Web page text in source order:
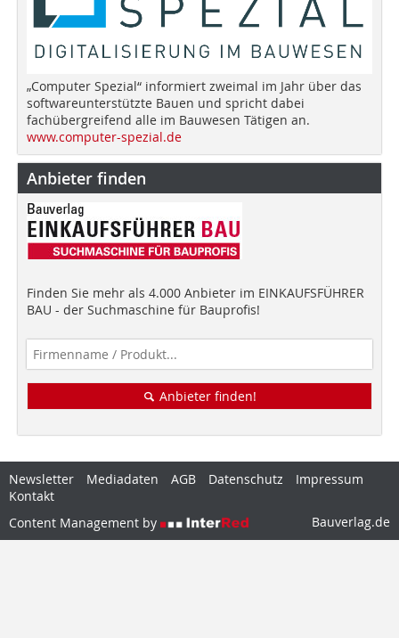
„Computer Spezial“ informiert zweimal im Jahr über das
softwareunterstützte Bauen und spricht dabei
fachübergreifend alle im Bauwesen Tätigen an.
www.computer-spezial.de
Anbieter finden
Finden Sie mehr als 4.000 Anbieter im EINKAUFSFÜHRER
BAU - der Suchmaschine für Bauprofis!
Anbieter finden!
Newsletter Mediadaten AGB Datenschutz
Impressum
Kontakt
Content Management by
Bauverlag.de